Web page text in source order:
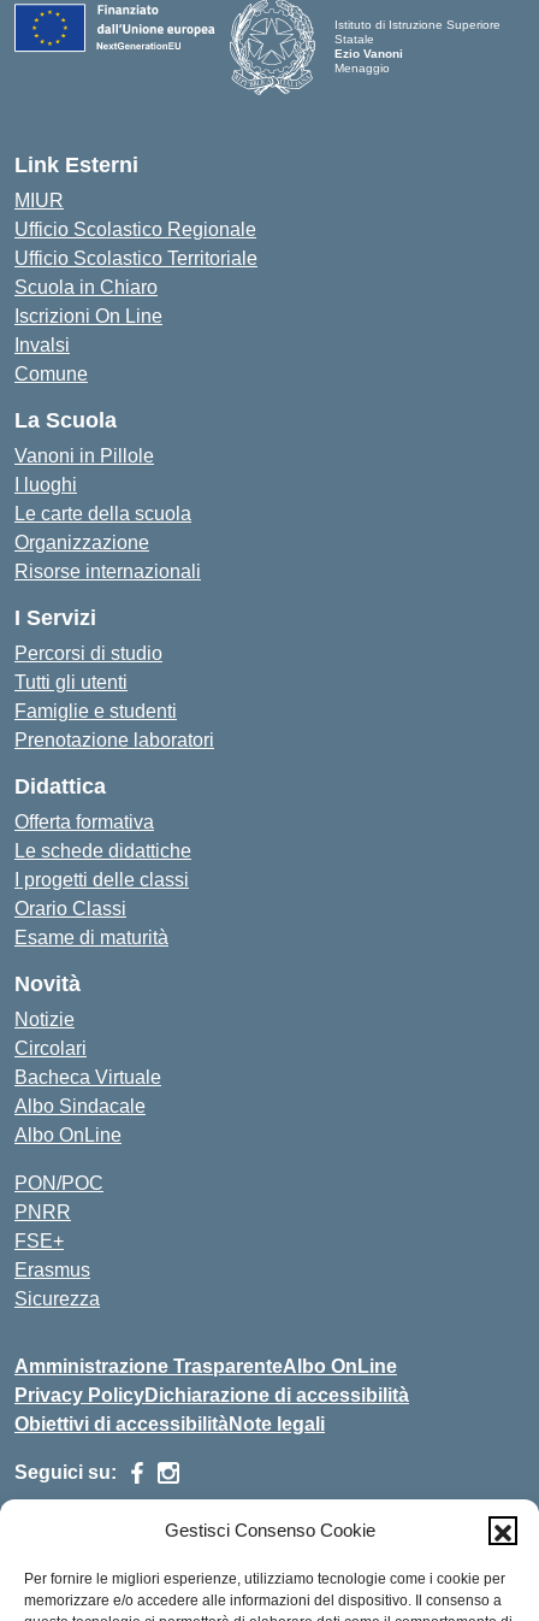
Gestisci Consenso Cookie
Per fornire le migliori esperienze, utilizziamo tecnologie come i cookie per
memorizzare e/o accedere alle informazioni del dispositivo. Il consenso a
Istituto di Istruzione Superiore
Statale
Ezio Vanoni
Menaggio
Link Esterni
MIUR
Ufficio Scolastico Regionale
Ufficio Scolastico Territoriale
Scuola in Chiaro
Iscrizioni On Line
Invalsi
Comune
La Scuola
Vanoni in Pillole
I luoghi
Le carte della scuola
Organizzazione
Risorse internazionali
I Servizi
Percorsi di studio
Tutti gli utenti
Famiglie e studenti
Prenotazione laboratori
Didattica
Offerta formativa
Le schede didattiche
I progetti delle classi
Orario Classi
Esame di maturità
Novità
Notizie
Circolari
Bacheca Virtuale
Albo Sindacale
Albo OnLine
PON/POC
PNRR
FSE+
Erasmus
Sicurezza
Amministrazione TrasparenteAlbo OnLine
Privacy PolicyDichiarazione di accessibilità
Obiettivi di accessibilitàNote legali
Seguici su:
Centralino:+39 0344.32.539 Email:cois00100g@istruzione.it
Posta elettronica certificata (PEC):cois00100g@pec.istruzione.it